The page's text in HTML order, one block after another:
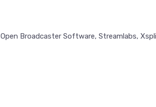
Open Broadcaster Software, Streamlabs,